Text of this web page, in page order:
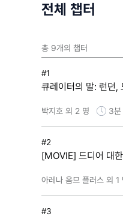
전체 챕터
총 9개의 챕터
#1
큐레이터의 말: 런던,
박지호 외 2 명 3분
#2
[MOVIE] 드디어 대
아레나 옴므 플러스 외 1
#3